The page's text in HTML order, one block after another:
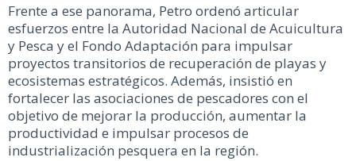
Frente a ese panorama, Petro ordenó articular
esfuerzos entre la Autoridad Nacional de Acuicultura
y Pesca y el Fondo Adaptación para impulsar
proyectos transitorios de recuperación de playas y
ecosistemas estratégicos. Además, insistió en
fortalecer las asociaciones de pescadores con el
objetivo de mejorar la producción, aumentar la
productividad e impulsar procesos de
industrialización pesquera en la región.